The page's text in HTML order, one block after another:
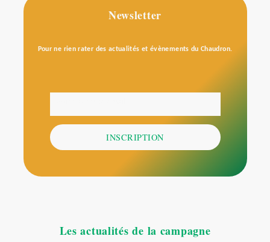
Newsletter
Pour ne rien rater des actualités et évènements du Chaudron.
INSCRIPTION
Les actualités de la campagne